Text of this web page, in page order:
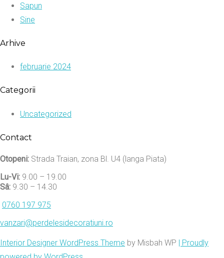
Sapun
Sine
Arhive
februarie 2024
Categorii
Uncategorized
Contact
Otopeni: Strada Traian, zona Bl. U4 (langa Piata)
Lu-Vi: 9.00 – 19.00
Sâ: 9.30 – 14.30
0760 197 975
vanzari@perdelesidecoratiuni.ro
Interior Designer WordPress Theme by Misbah WP
| Proudly